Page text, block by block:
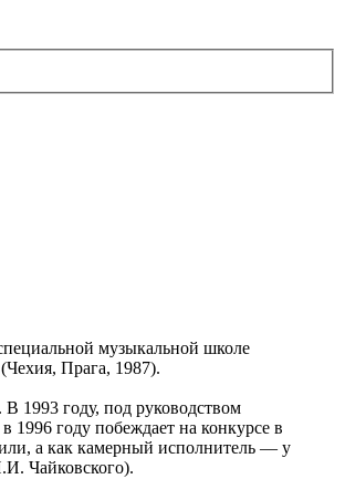
музыкальной школе
Прага, 1987).
1993 году, под руководством
1996 году побеждает на конкурсе в
а как камерный исполнитель — у
Чайковского).